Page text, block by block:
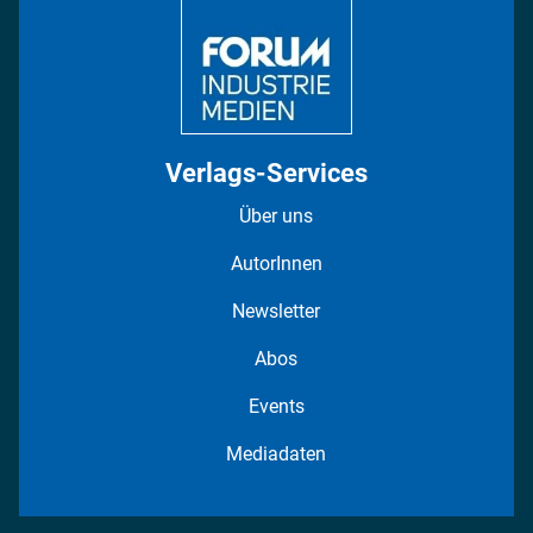
Verlags-Services
Über uns
AutorInnen
Newsletter
Abos
Events
Mediadaten